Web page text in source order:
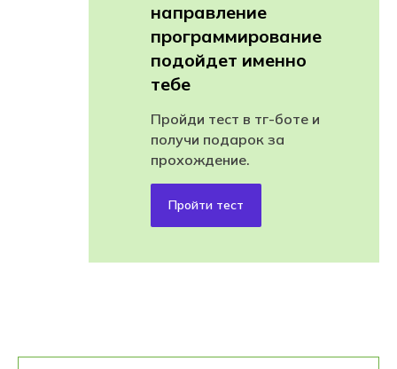
направление
программирование
подойдет именно
тебе
Пройди тест в тг-боте и
получи подарок за
прохождение.
Пройти тест